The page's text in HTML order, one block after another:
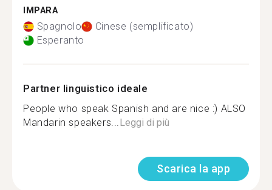
IMPARA
Spagnolo
Cinese (semplificato)
Esperanto
Partner linguistico ideale
People who speak Spanish and are nice :) ALSO
Mandarin speakers...Leggi di più
Scarica la app